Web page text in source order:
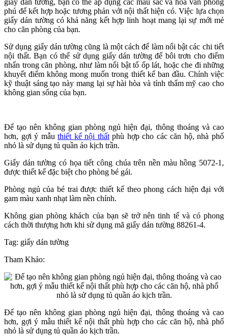
giấy dán tường, bạn có thể áp dụng các màu sắc và hoa văn phong
phú để kết hợp hoặc tương phản với nội thất hiện có. Việc lựa chọn
giấy dán tường có khả năng kết hợp linh hoạt mang lại sự mới mẻ
cho căn phòng của bạn.
Sử dụng giấy dán tường cũng là một cách để làm nổi bật các chi tiết
nội thất. Bạn có thể sử dụng giấy dán tường để bôi trơn cho điểm
nhấn trong căn phòng, như làm nổi bật tổ ốp lát, hoặc che đi những
khuyết điểm không mong muốn trong thiết kế ban đầu. Chính việc
kỹ thuật sáng tạo này mang lại sự hài hòa và tính thẩm mỹ cao cho
không gian sống của bạn.
Để tạo nên không gian phòng ngủ hiện đại, thông thoáng và cao
hơn, gợi ý mẫuthiết kế nội thấtphù hợp cho các căn hộ, nhà phố
nhỏ là sử dụng tủ quần áo kịch trần.
Giấy dán tường có họa tiết công chúa trên nền màu hồng 5072-1,
được thiết kế đặc biệt cho phòng bé gái.
Phòng ngủ của bé trai được thiết kế theo phong cách hiện đại với
gam màu xanh nhạt làm nền chính.
Không gian phòng khách của bạn sẽ trở nên tinh tế và có phong
cách thời thượng hơn khi sử dụng mã giấy dán tường 88261-4.
Tag: giấy dán tường
Tham Khảo:
Để tạo nên không gian phòng ngủ hiện đại, thông thoáng và cao
hơn, gợi ý mẫu thiết kế nội thất phù hợp cho các căn hộ, nhà phố
nhỏ là sử dụng tủ quần áo kịch trần.